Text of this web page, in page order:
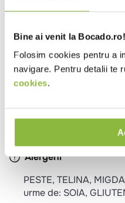
Bine ai venit la Bocado.ro!
Folosim cookies pentru a
navigare. Pentru detalii te
cookies.
Potrivit pentru
Ingrediente
File de PASTRAV
30.5%, legume in
TELINA, castraveti
din vin, zahar, amidon
conservanti: acid
Alergeni
PESTE, TELINA,
urme de: SOIA,